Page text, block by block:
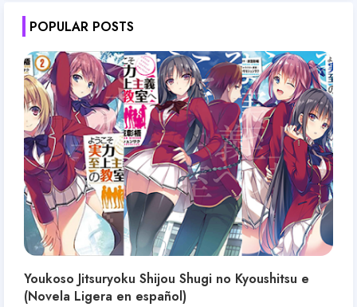
POPULAR POSTS
Youkoso Jitsuryoku Shijou Shugi no Kyoushitsu e
(Novela Ligera en español)